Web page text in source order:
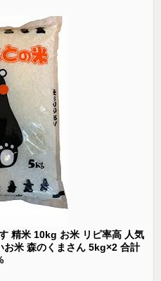
精米 10kg お米 リピ率高 人気
お米 森のくまさん 5kg×2 合計